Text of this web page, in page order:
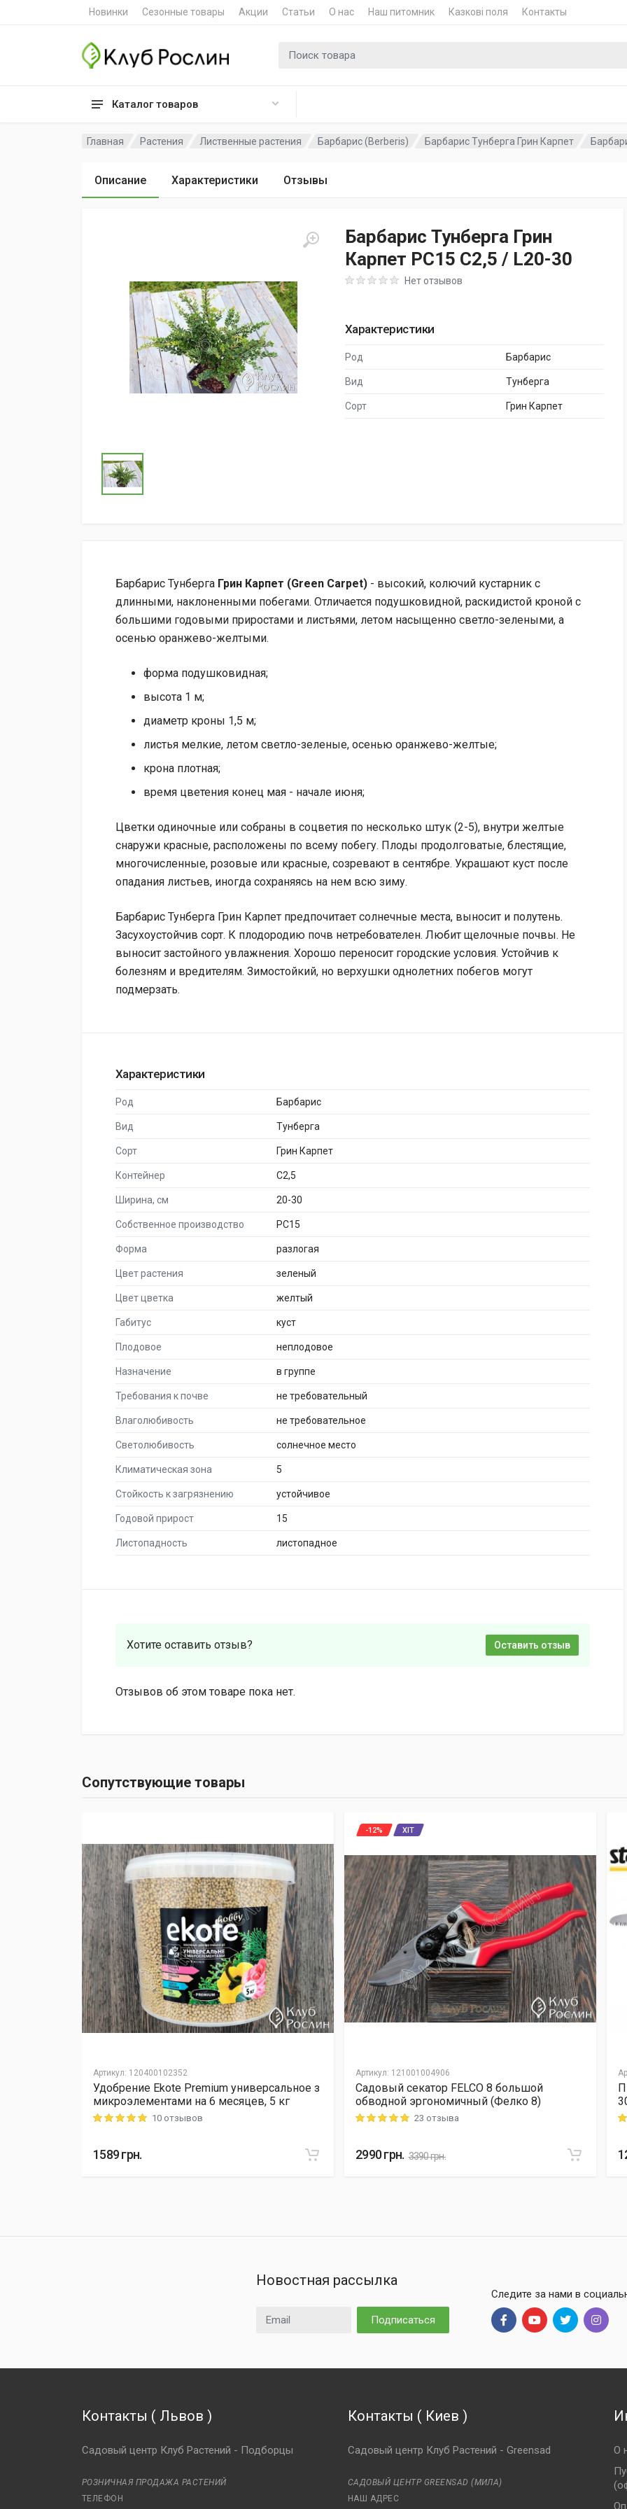
Новинки Сезонные товары Акции Статьи О нас Наш питомник Казкові поля Контакты
Каталог товаров
Поиск для
Главная Растения Лиственные растения Барбарис (Berberis) Барбарис Тунберга Грин Карпет
Описание Характеристики Отзывы
Барбарис Тунберга Грин
Карпет PC15 C2,5 / L20-30
Rating: 0 out of 5Нет отзывов
Характеристики
Род Барбарис
Вид Тунберга
Сорт Грин Карпет
Барбарис Тунберга Грин Карпет (Green Carpet) - высокий, колючий кустарник с
длинными, наклоненными побегами. Отличается подушковидной, раскидистой кроной с
большими годовыми приростами и листьями, летом насыщенно светло-зелеными, а
осенью оранжево-желтыми.
форма подушковидная;
высота 1 м;
диаметр кроны 1,5 м;
листья мелкие, летом светло-зеленые, осенью оранжево-желтые;
крона плотная;
время цветения конец мая - начале июня;
Цветки одиночные или собраны в соцветия по несколько штук (2-5), внутри желтые
снаружи красные, расположены по всему побегу. Плоды продолговатые, блестящие,
многочисленные, розовые или красные, созревают в сентябре. Украшают куст после
опадания листьев, иногда сохраняясь на нем всю зиму.
Барбарис Тунберга Грин Карпет предпочитает солнечные места, выносит и полутень.
Засухоустойчив сорт. К плодородию почв нетребователен. Любит щелочные почвы. Не
выносит застойного увлажнения. Хорошо переносит городские условия. Устойчив к
болезням и вредителям. Зимостойкий, но верхушки однолетних побегов могут
подмерзать.
Характеристики
Род Барбарис
Вид Тунберга
Сорт Грин Карпет
Контейнер C2,5
Ширина, см 20-30
Собственное производство PC15
Форма разлогая
Цвет растения зеленый
Цвет цветка желтый
Габитус куст
Плодовое неплодовое
Назначение в группе
Требования к почве не требовательный
Влаголюбивость не требовательное
Светолюбивость солнечное место
Климатическая зона 5
Стойкость к загрязнению устойчивое
Годовой прирост 15
Листопадность листопадное
Хотите оставить отзыв? Оставить отзыв
Отзывов об этом товаре пока нет.
Сопутствующие товары
Артикул: 120400102352
Удобрение Ekote Premium универсальное з
микроэлементами на 6 месяцев, 5 кг
Rating: 5 out of 510 отзывов
1589грн.
Артикул: 121001004906
-12% ХІТ
Садовый секатор FELCO 8 большой
обводной эргономичный (Фелко 8)
Rating: 5 out of 523 отзыва
2990грн. 3390грн.
Новостная рассылка
Email адрес Подписаться
Следите за нами в
Контакты ( Львов )
Садовый центр Клуб Растений - Подборцы
РОЗНИЧНАЯ ПРОДАЖА РАСТЕНИЙ
ТЕЛЕФОН
Контакты ( Киев )
Садовый центр Клуб Растений - Greensad
САДОВЫЙ ЦЕНТР GREENSAD (МИЛА)
НАШ АДРЕС
О